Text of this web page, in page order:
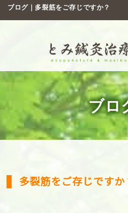
ブログ｜多裂筋をご存じですか？
ブロ
多裂筋をご存じですか